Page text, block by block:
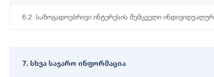
6.2 საზოგადოებრივი ინტერესის შემცველი
7. სხვა საჯარო ინფორმაცია